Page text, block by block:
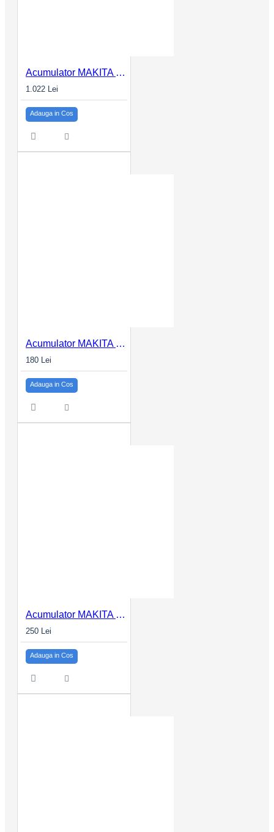
Acumulator MAKITA 4.0Ah XGT BL4040B 40Vmax
1.022 Lei
Adauga in Cos
Acumulator MAKITA CXT BL1021B 12Vmax 2.0Ah
180 Lei
Adauga in Cos
Acumulator MAKITA CXT BL1041B 12Vmax, 4.0Ah
250 Lei
Adauga in Cos